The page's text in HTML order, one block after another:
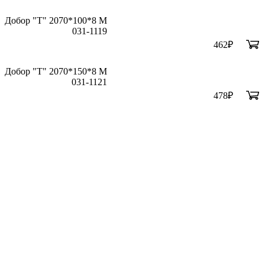
Добор "Т" 2070*100*8 М
031-1119
462₽
Добор "Т" 2070*150*8 М
031-1121
478₽